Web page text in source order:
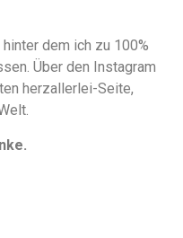
dem ich zu 100%
Über den Instagram
herzallerlei-Seite,